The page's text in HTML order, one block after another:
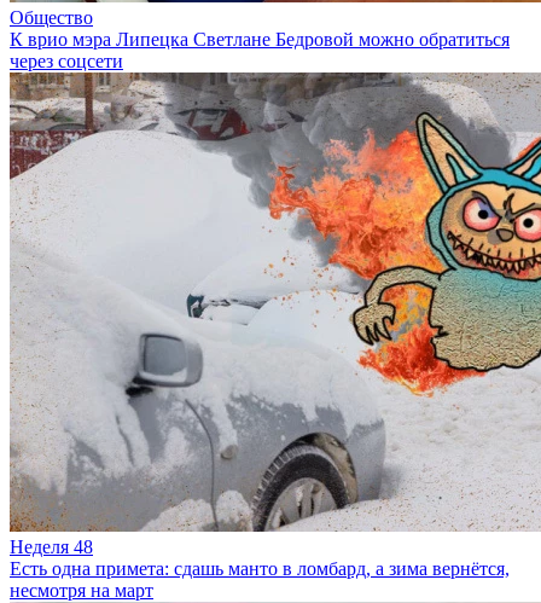
Общество
К врио мэра Липецка Светлане Бедровой можно обратиться
через соцсети
Неделя 48
Есть одна примета: сдашь манто в ломбард, а зима вернётся,
несмотря на март